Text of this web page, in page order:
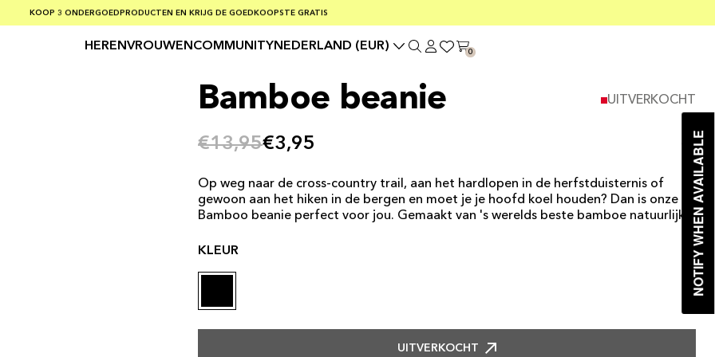
KOOP 3 ONDERGOEDPRODUCTEN EN KRIJG DE GOEDKOOPSTE GRATIS
GRATIS VERZENDING BIJ BESTELLINGEN BOVEN €75
VEILIGE BETALINGEN MET KLARNA
HERENVROUWENCOMMUNITYNEDERLAND (EUR) 0
Bamboe beanie UITVERKOCHT
€13,95€3,95
Op weg naar de cross-country trail, aan het hardlopen in de herfstduisternis of
gewoon aan het hiken in de bergen en moet je je hoofd koel houden? Dan is onze
Bamboo beanie perfect voor jou. Gemaakt van 's werelds beste bamboe natuurlijk!
KLEUR
UITVERKOCHT
NOTIFY WHEN AVAILABLE